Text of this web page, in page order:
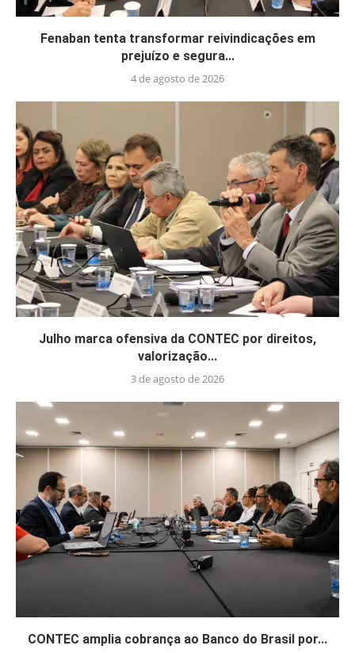
Fenaban tenta transformar reivindicações em
prejuízo e segura...
4 de agosto de 2026
Julho marca ofensiva da CONTEC por direitos,
valorização...
3 de agosto de 2026
CONTEC amplia cobrança ao Banco do Brasil por...